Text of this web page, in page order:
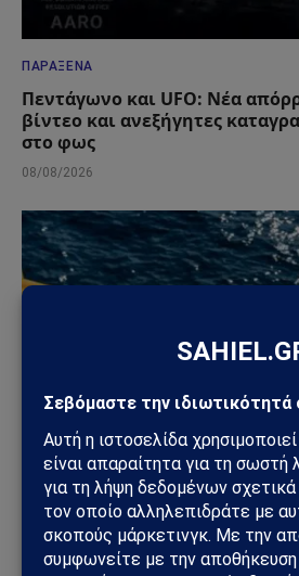
ΠΑΡΆΞΕΝΑ
Πεντάγωνο και UFO: Νέα
βίντεο και ανεξήγητες
στο φως
08/08/2026
ΚΎΠΡΟΣ
Ηλεκτρική διασύνδεση
Meridiam παίρνει τον έλεγχο
μπαίνει δυναμικά στο